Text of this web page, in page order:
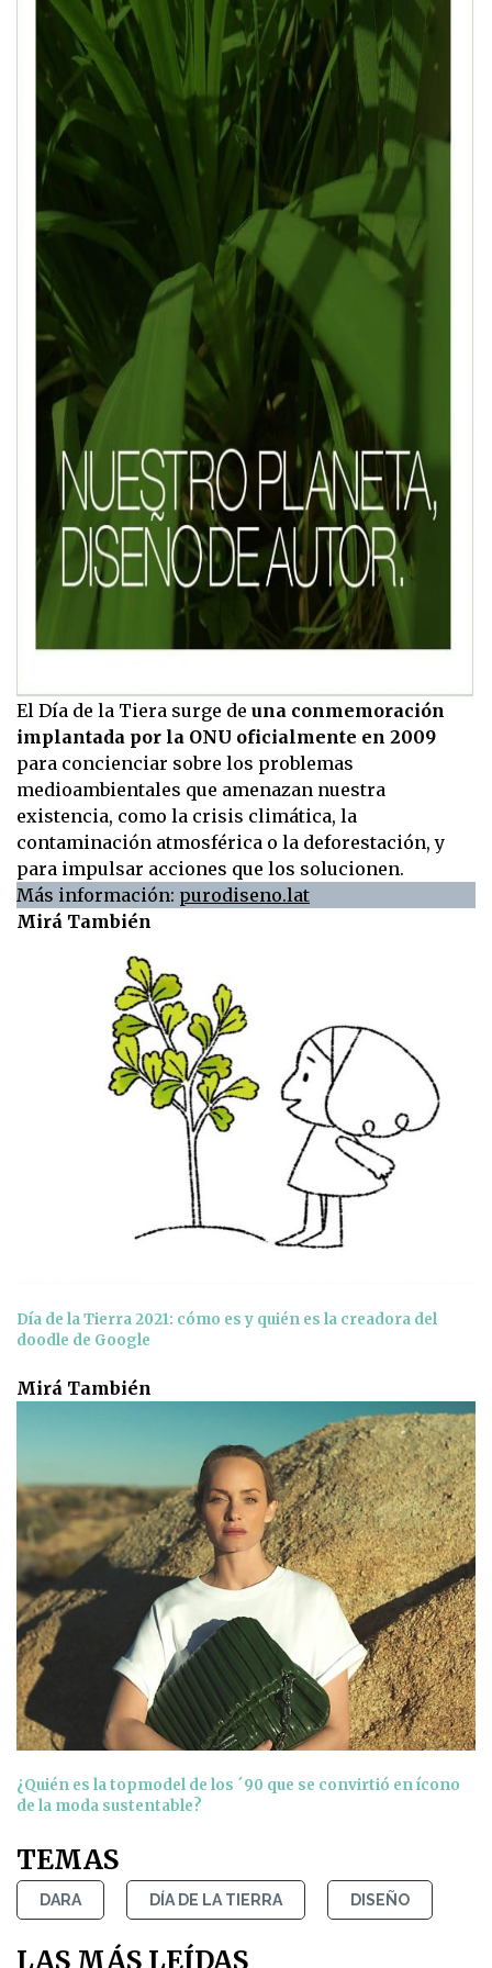
El Día de la Tiera surge de una conmemoración
implantada por la ONU oficialmente en 2009
para concienciar sobre los problemas
medioambientales que amenazan nuestra
existencia, como la crisis climática, la
contaminación atmosférica o la deforestación, y
para impulsar acciones que los solucionen.
Más información: purodiseno.lat
Mirá También
Día de la Tierra 2021: cómo es y quién es la creadora del
doodle de Google
Mirá También
¿Quién es la topmodel de los ´90 que se convirtió en ícono
de la moda sustentable?
TEMAS
DARA DÍA DE LA TIERRA DISEÑO